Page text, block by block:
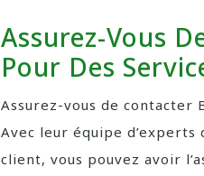
Assurez-Vous
Pour Des
Assurez-vous de contacter
Avec leur équipe
client, vous pouvez avoir